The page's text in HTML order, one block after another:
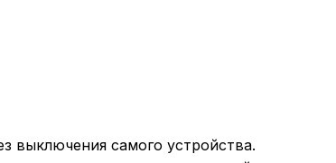
выключения самого устройства.